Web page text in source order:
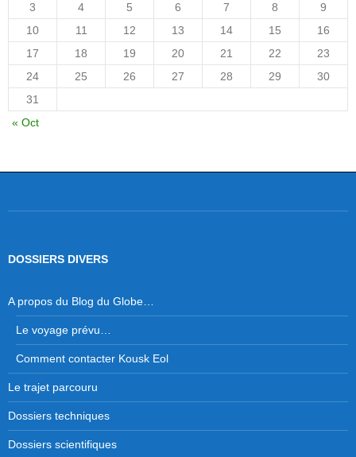
3
4 5 6 7 8
9
10
11 12 13 14 15
16
17
18 19 20 21 22
23
24
25 26 27 28 29
30
31
« Oct
DOSSIERS DIVERS
A propos du Blog du Globe…
Le voyage prévu…
Comment contacter Kousk Eol
Le trajet parcouru
Dossiers techniques
Dossiers scientifiques